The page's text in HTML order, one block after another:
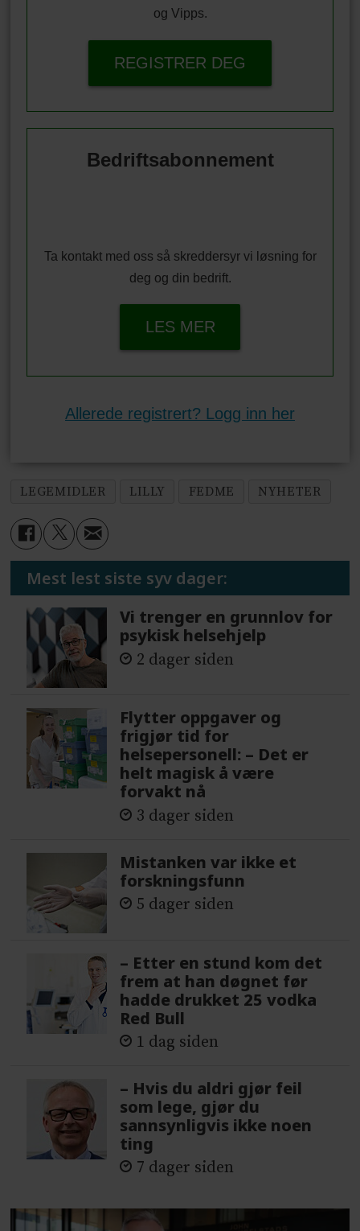
og Vipps.
REGISTRER DEG
Bedriftsabonnement
Ta kontakt med oss så skreddersyr vi løsning for
deg og din bedrift.
LES MER
Allerede registrert? Logg inn her
LEGEMIDLER LILLY FEDME NYHETER
Mest lest siste syv dager:
Vi trenger en grunnlov for
psykisk helsehjelp
2 dager siden
Flytter oppgaver og
frigjør tid for
helsepersonell: – Det er
helt magisk å være
forvakt nå
3 dager siden
Mistanken var ikke et
forskningsfunn
5 dager siden
– Etter en stund kom det
frem at han døgnet før
hadde drukket 25 vodka
Red Bull
1 dag siden
– Hvis du aldri gjør feil
som lege, gjør du
sannsynligvis ikke noen
ting
7 dager siden